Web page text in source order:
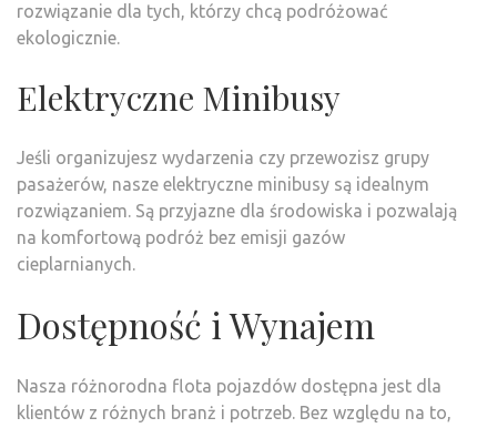
rozwiązanie dla tych, którzy chcą podróżować
ekologicznie.
Elektryczne Minibusy
Jeśli organizujesz wydarzenia czy przewozisz grupy
pasażerów, nasze elektryczne minibusy są idealnym
rozwiązaniem. Są przyjazne dla środowiska i pozwalają
na komfortową podróż bez emisji gazów
cieplarnianych.
Dostępność i Wynajem
Nasza różnorodna flota pojazdów dostępna jest dla
klientów z różnych branż i potrzeb. Bez względu na to,